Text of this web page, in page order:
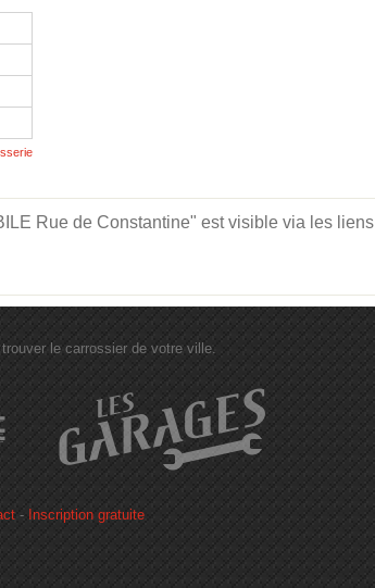
Rue de Constantine" est visible via les liens
le carrossier de votre ville.
- Inscription gratuite